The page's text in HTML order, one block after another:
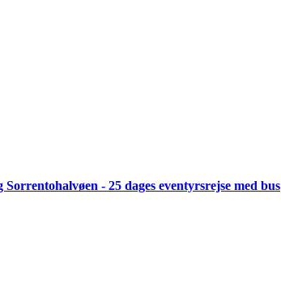
- 25 dages eventyrsrejse med bus